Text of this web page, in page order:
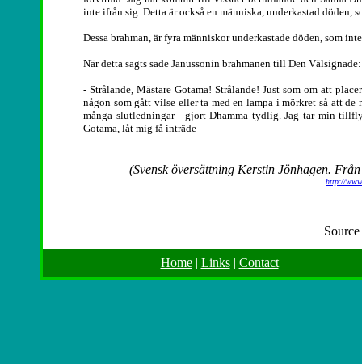
inte ifrån sig. Detta är också en människa, underkastad döden,
Dessa brahman, är fyra människor underkastade döden, som
När detta sagts sade Janussonin brahmanen till Den Välsignade:
- Strålande, Mästare Gotama! Strålande! Just som om att
någon som gått vilse eller ta med en lampa i mörkret så att de
många slutledningar - gjort Dhamma tydlig. Jag tar min
Gotama, låt mig få inträde
(Svensk översättning Kerstin Jönhagen.
http://
Home| Links| Contact